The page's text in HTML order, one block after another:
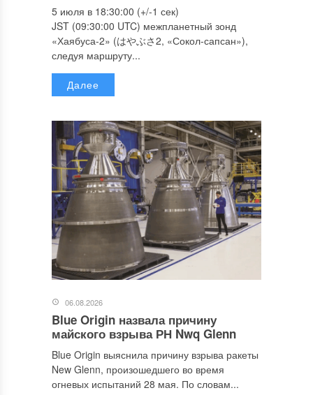
5 июля в 18:30:00 (+/-1 сек)
JST (09:30:00 UTC) межпланетный зонд
«Хаябуса-2» (はやぶさ2, «Сокол-сапсан»),
следуя маршруту...
Далее
06.08.2026
Blue Origin назвала причину
майского взрыва РН Nwq Glenn
Blue Origin выяснила причину взрыва ракеты
New Glenn, произошедшего во время
огневых испытаний 28 мая. По словам...